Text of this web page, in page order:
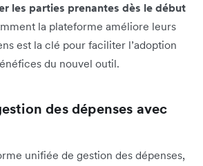
les parties prenantes dès le début
la plateforme améliore leurs
est la clé pour faciliter l’adoption
du nouvel outil.
des dépenses avec
unifiée de gestion des dépenses,